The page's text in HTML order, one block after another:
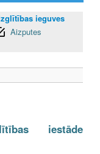
ieguves
Aizputes
iestāde